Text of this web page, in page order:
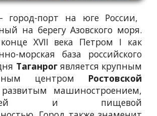
город-порт на юге России,
на берегу Азовского моря.
XVII века Петром I как
морская база российского
Таганрог является крупным
центром Ростовской
машиностроением,
и пищевой